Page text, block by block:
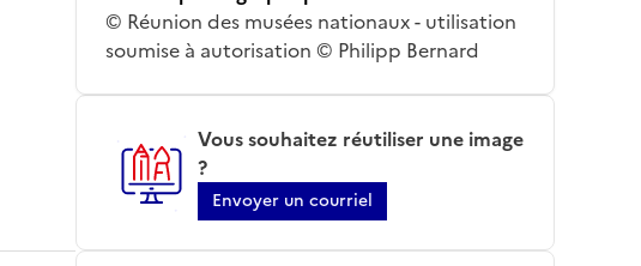
© Réunion des musées nationaux - utilisation
soumise à autorisation © Philipp Bernard
Vous souhaitez réutiliser une image
?
Envoyer un courriel